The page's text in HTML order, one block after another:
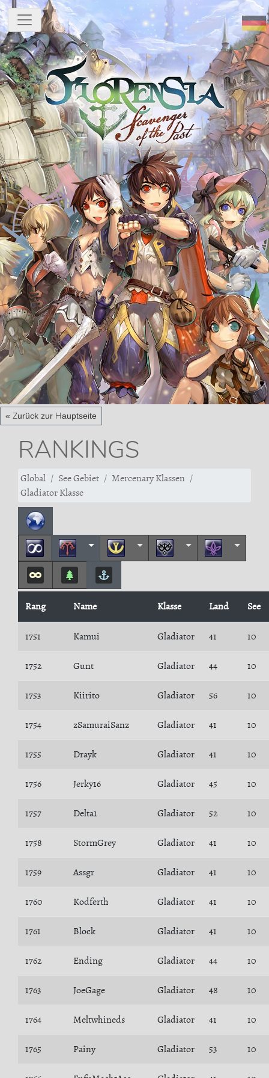
« Zurück zur Hauptseite
RANKINGS
Global See Gebiet
Mercenary Klassen
Gladiator Klasse
Rang Name Klasse Land See
1751 Kamui Gladiator 41 10
1752 Gunt Gladiator 44 10
1753 Kiirito Gladiator 56 10
1754 zSamuraiSanz Gladiator 41 10
1755 Drayk Gladiator 41 10
1756 Jerky16 Gladiator 45 10
1757 Delta1 Gladiator 52 10
1758 StormGrey Gladiator 41 10
1759 Assgr Gladiator 41 10
1760 Kodferth Gladiator 41 10
1761 Block Gladiator 41 10
1762 Ending Gladiator 44 10
1763 JoeGage Gladiator 48 10
1764 Meltwhineds Gladiator 41 10
1765 Painy Gladiator 53 10